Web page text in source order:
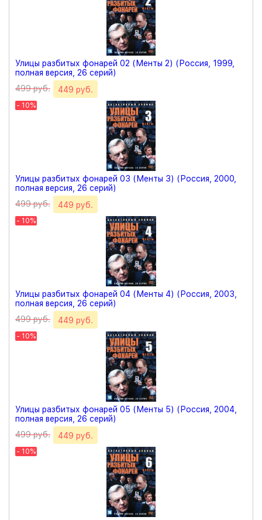
Улицы разбитых фонарей 02 (Менты 2) (Россия, 1999,
полная версия, 26 серий)
499 руб.
449 руб.
- 10%
Улицы разбитых фонарей 03 (Менты 3) (Россия, 2000,
полная версия, 26 серий)
499 руб.
449 руб.
- 10%
Улицы разбитых фонарей 04 (Менты 4) (Россия, 2003,
полная версия, 26 серий)
499 руб.
449 руб.
- 10%
Улицы разбитых фонарей 05 (Менты 5) (Россия, 2004,
полная версия, 26 серий)
499 руб.
449 руб.
- 10%